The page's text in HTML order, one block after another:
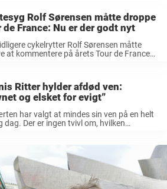
Rolf Sørensen måtte droppe
de France: Nu er der godt nyt
cykelrytter Rolf Sørensen måtte
at kommentere på årets Tour de France
Rolf Sørensens lejr, for ...
Ritter hylder afdød ven:
og elsket for evigt”
har valgt at mindes sin ven på en helt
dag. Der er ingen tvivl om, hvilken